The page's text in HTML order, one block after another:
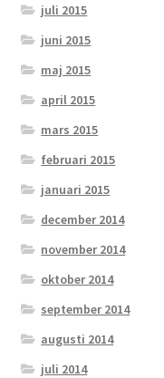
juli 2015
juni 2015
maj 2015
april 2015
mars 2015
februari 2015
januari 2015
december 2014
november 2014
oktober 2014
september 2014
augusti 2014
juli 2014